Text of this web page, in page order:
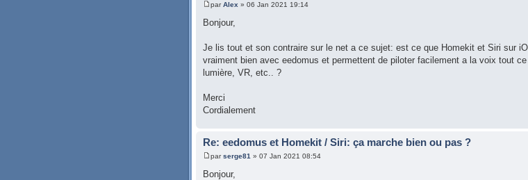
parAlex » 06 Jan 2021 19:14
Bonjour,
Je lis tout et son contraire sur le net a ce sujet: est ce que Homekit et Siri sur
vraiment bien avec eedomus et permettent de piloter facilement a la voix tout
lumière, VR, etc.. ?
Merci
Cordialement
Re: eedomus et Homekit / Siri: ça marche bien ou pas ?
parserge81 » 07 Jan 2021 08:54
Bonjour,